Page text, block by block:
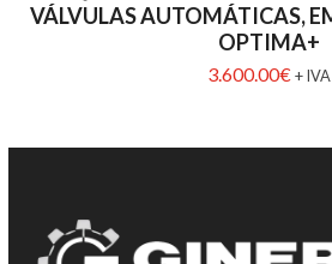
VÁLVULAS AUTOMÁTICAS,
OPTIMA+
3.600.00€ + IVA